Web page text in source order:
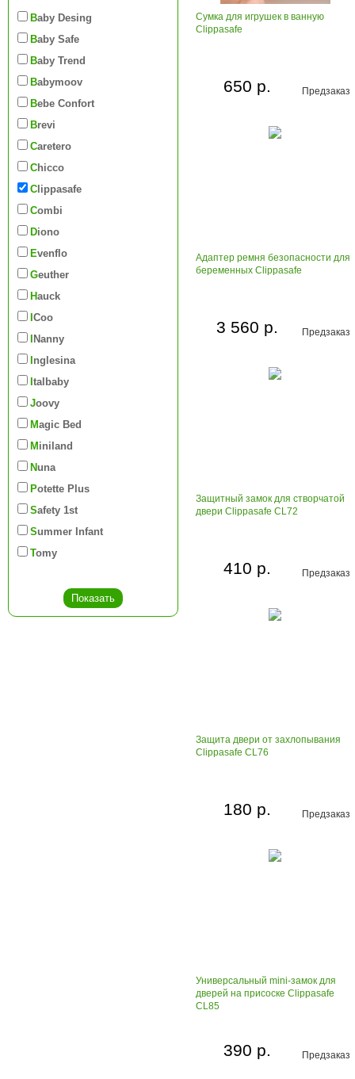
Baby Desing
Baby Safe
Baby Trend
Babymoov
Bebe Confort
Brevi
Caretero
Chicco
Clippasafe
Combi
Diono
Evenflo
Geuther
Hauck
iCoo
iNanny
Inglesina
Italbaby
Joovy
Magic Bed
Miniland
Nuna
Potette Plus
Safety 1st
Summer Infant
Tomy
Сумка для игрушек в ванную
Clippasafe
Предзаказ
650 р.
Адаптер ремня безопасности для
беременных Clippasafe
Предзаказ
3 560 р.
Защитный замок для створчатой
двери Clippasafe CL72
Предзаказ
410 р.
Защита двери от захлопывания
Clippasafe CL76
Предзаказ
180 р.
Универсальный mini-замок для
дверей на присоске Clippasafe
CL85
Предзаказ
390 р.